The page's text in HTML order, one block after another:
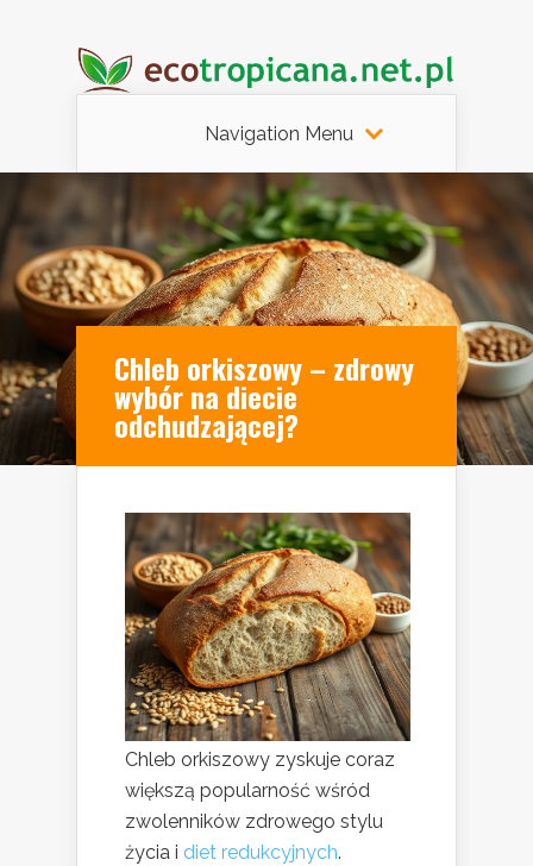
Navigation Menu
Chleb orkiszowy – zdrowy
wybór na diecie
odchudzającej?
Chleb orkiszowy zyskuje coraz
większą popularność wśród
zwolenników zdrowego stylu
życia i diet redukcyjnych.